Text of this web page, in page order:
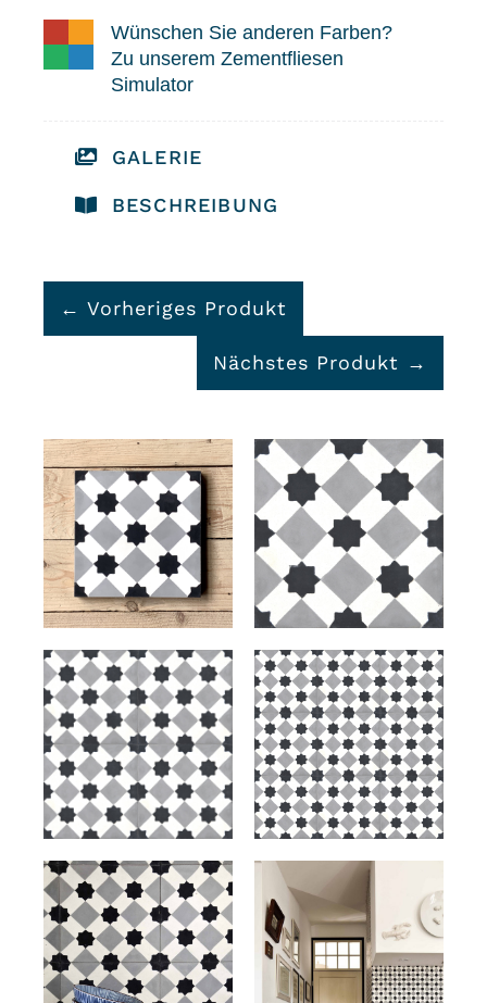
Wünschen Sie anderen Farben?
Zu unserem Zementfliesen
Simulator
GALERIE
BESCHREIBUNG
← Vorheriges Produkt
Nächstes Produkt →